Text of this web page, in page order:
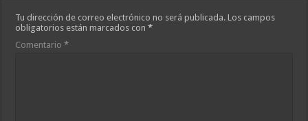
Tu dirección de correo electrónico no será publicada. Los campos
obligatorios están marcados con*
Comentario*